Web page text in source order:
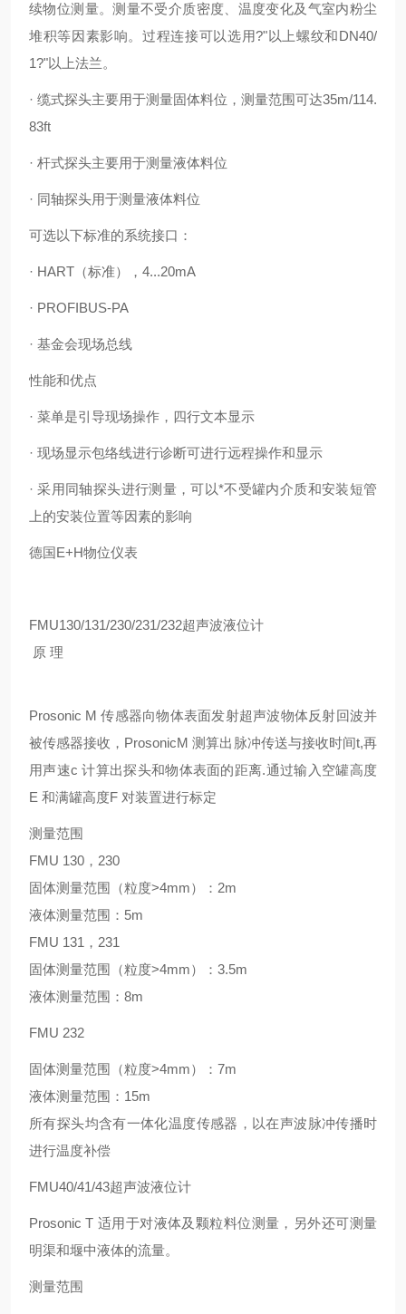
续物位测量。测量不受介质密度、温度变化及气室内粉尘
堆积等因素影响。过程连接可以选用?"以上螺纹和DN40/
1?"以上法兰。
· 缆式探头主要用于测量固体料位，测量范围可达35m/114.
83ft
· 杆式探头主要用于测量液体料位
· 同轴探头用于测量液体料位
可选以下标准的系统接口：
· HART（标准），4...20mA
· PROFIBUS-PA
· 基金会现场总线
性能和优点
· 菜单是引导现场操作，四行文本显示
· 现场显示包络线进行诊断可进行远程操作和显示
· 采用同轴探头进行测量，可以*不受罐内介质和安装短管
上的安装位置等因素的影响
德国E+H物位仪表
FMU130/131/230/231/232超声波液位计
原 理
Prosonic M 传感器向物体表面发射超声波物体反射回波并
被传感器接收，ProsonicM 测算出脉冲传送与接收时间t,再
用声速c 计算出探头和物体表面的距离.通过输入空罐高度
E 和满罐高度F 对装置进行标定
测量范围
FMU 130，230
固体测量范围（粒度>4mm）：2m
液体测量范围：5m
FMU 131，231
固体测量范围（粒度>4mm）：3.5m
液体测量范围：8m
FMU 232
固体测量范围（粒度>4mm）：7m
液体测量范围：15m
所有探头均含有一体化温度传感器，以在声波脉冲传播时
进行温度补偿
FMU40/41/43超声波液位计
Prosonic T 适用于对液体及颗粒料位测量，另外还可测量
明渠和堰中液体的流量。
测量范围